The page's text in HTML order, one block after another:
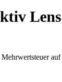
Lens